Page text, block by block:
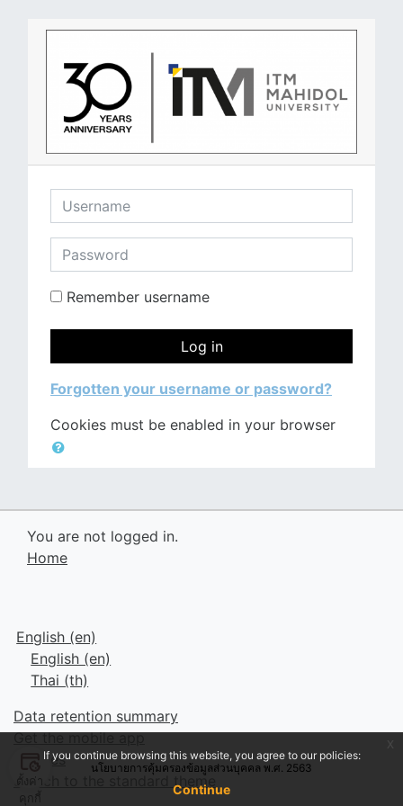
Username
Password
Remember username
Log in
Forgotten your username or password?
Cookies must be enabled in your browser
You are not logged in.
Home
English ‎(en)‎
English ‎(en)‎
Thai ‎(th)‎
Data retention summary
Get the mobile app
Policies
Switch to the standard theme
ตั้งค่า
คุกกี้
If you continue browsing this website, you agree to our policies:
นโยบายการคุ้มครองข้อมูลส่วนบุคคล พ.ศ. 2563
Continue